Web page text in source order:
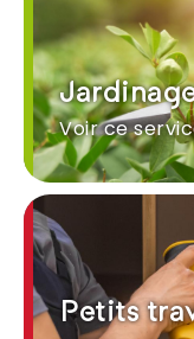
Voir ce
Petits